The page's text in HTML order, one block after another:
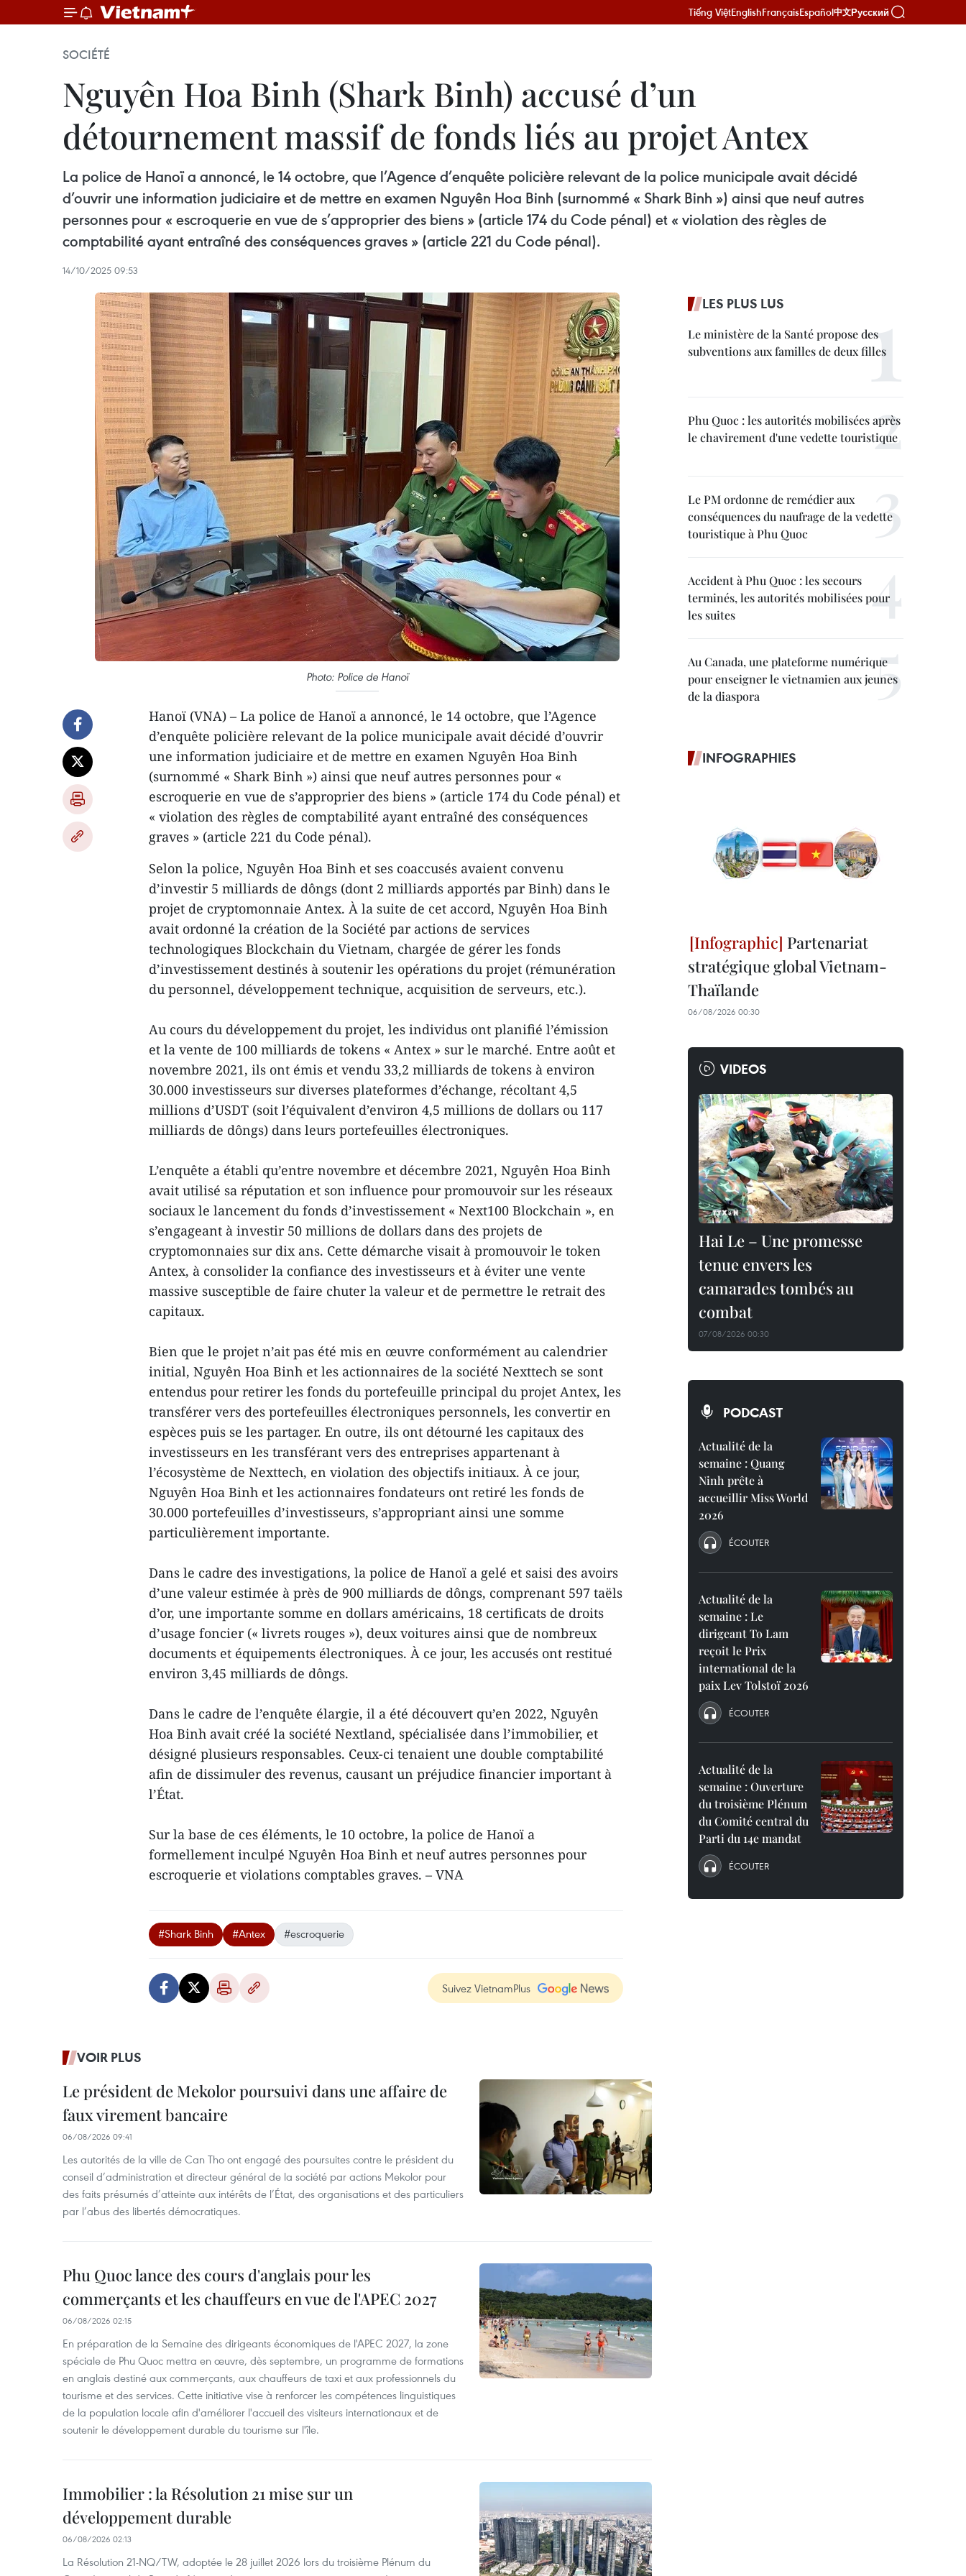
Tiếng ViệtEnglishFrançaisEspañol中文Русский
SOCIÉTÉ
Nguyên Hoa Binh (Shark Binh) accusé d’un
détournement massif de fonds liés au projet Antex
La police de Hanoï a annoncé, le 14 octobre, que l’Agence d’enquête policière relevant de la police municipale avait décidé
d’ouvrir une information judiciaire et de mettre en examen Nguyên Hoa Binh (surnommé « Shark Binh ») ainsi que neuf autres
personnes pour « escroquerie en vue de s’approprier des biens » (article 174 du Code pénal) et « violation des règles de
comptabilité ayant entraîné des conséquences graves » (article 221 du Code pénal).
14/10/2025 09:53
Photo: Police de Hanoï
Hanoï (VNA) – La police de Hanoï a annoncé, le 14 octobre, que l’Agence
d’enquête policière relevant de la police municipale avait décidé d’ouvrir
une information judiciaire et de mettre en examen Nguyên Hoa Binh
(surnommé « Shark Binh ») ainsi que neuf autres personnes pour «
escroquerie en vue de s’approprier des biens » (article 174 du Code pénal) et
« violation des règles de comptabilité ayant entraîné des conséquences
graves » (article 221 du Code pénal).
Selon la police, Nguyên Hoa Binh et ses coaccusés avaient convenu
d’investir 5 milliards de dôngs (dont 2 milliards apportés par Binh) dans le
projet de cryptomonnaie Antex. À la suite de cet accord, Nguyên Hoa Binh
avait ordonné la création de la Société par actions de services
technologiques Blockchain du Vietnam, chargée de gérer les fonds
d’investissement destinés à soutenir les opérations du projet (rémunération
du personnel, développement technique, acquisition de serveurs, etc.).
Au cours du développement du projet, les individus ont planifié l’émission
et la vente de 100 milliards de tokens « Antex » sur le marché. Entre août et
novembre 2021, ils ont émis et vendu 33,2 milliards de tokens à environ
30.000 investisseurs sur diverses plateformes d’échange, récoltant 4,5
millions d’USDT (soit l’équivalent d’environ 4,5 millions de dollars ou 117
milliards de dôngs) dans leurs portefeuilles électroniques.
L’enquête a établi qu’entre novembre et décembre 2021, Nguyên Hoa Binh
avait utilisé sa réputation et son influence pour promouvoir sur les réseaux
sociaux le lancement du fonds d’investissement « Next100 Blockchain », en
s’engageant à investir 50 millions de dollars dans des projets de
cryptomonnaies sur dix ans. Cette démarche visait à promouvoir le token
Antex, à consolider la confiance des investisseurs et à éviter une vente
massive susceptible de faire chuter la valeur et de permettre le retrait des
capitaux.
Bien que le projet n’ait pas été mis en œuvre conformément au calendrier
initial, Nguyên Hoa Binh et les actionnaires de la société Nexttech se sont
entendus pour retirer les fonds du portefeuille principal du projet Antex, les
transférer vers des portefeuilles électroniques personnels, les convertir en
espèces puis se les partager. En outre, ils ont détourné les capitaux des
investisseurs en les transférant vers des entreprises appartenant à
l’écosystème de Nexttech, en violation des objectifs initiaux. À ce jour,
Nguyên Hoa Binh et les actionnaires fondateurs ont retiré les fonds de
30.000 portefeuilles d’investisseurs, s’appropriant ainsi une somme
particulièrement importante.
Dans le cadre des investigations, la police de Hanoï a gelé et saisi des avoirs
d’une valeur estimée à près de 900 milliards de dôngs, comprenant 597 taëls
d’or, une importante somme en dollars américains, 18 certificats de droits
d’usage foncier (« livrets rouges »), deux voitures ainsi que de nombreux
documents et équipements électroniques. À ce jour, les accusés ont restitué
environ 3,45 milliards de dôngs.
Dans le cadre de l’enquête élargie, il a été découvert qu’en 2022, Nguyên
Hoa Binh avait créé la société Nextland, spécialisée dans l’immobilier, et
désigné plusieurs responsables. Ceux-ci tenaient une double comptabilité
afin de dissimuler des revenus, causant un préjudice financier important à
l’État.
Sur la base de ces éléments, le 10 octobre, la police de Hanoï a
formellement inculpé Nguyên Hoa Binh et neuf autres personnes pour
escroquerie et violations comptables graves. – VNA
#Shark Binh #Antex #escroquerie
Suivez VietnamPlus
VOIR PLUS
Le président de Mekolor poursuivi dans une affaire de
faux virement bancaire
06/08/2026 09:41
Les autorités de la ville de Can Tho ont engagé des poursuites contre le président du
conseil d’administration et directeur général de la société par actions Mekolor pour
des faits présumés d’atteinte aux intérêts de l’État, des organisations et des particuliers
par l’abus des libertés démocratiques.
Phu Quoc lance des cours d'anglais pour les
commerçants et les chauffeurs en vue de l'APEC 2027
06/08/2026 02:15
En préparation de la Semaine des dirigeants économiques de l'APEC 2027, la zone
spéciale de Phu Quoc mettra en œuvre, dès septembre, un programme de formations
en anglais destiné aux commerçants, aux chauffeurs de taxi et aux professionnels du
tourisme et des services. Cette initiative vise à renforcer les compétences linguistiques
de la population locale afin d'améliorer l'accueil des visiteurs internationaux et de
soutenir le développement durable du tourisme sur l'île.
Immobilier : la Résolution 21 mise sur un
développement durable
06/08/2026 02:13
La Résolution 21-NQ/TW, adoptée le 28 juillet 2026 lors du troisième Plénum du
LES PLUS LUS
Le ministère de la Santé propose des
subventions aux familles de deux filles
Phu Quoc : les autorités mobilisées après
le chavirement d'une vedette touristique
Le PM ordonne de remédier aux
conséquences du naufrage de la vedette
touristique à Phu Quoc
Accident à Phu Quoc : les secours
terminés, les autorités mobilisées pour
les suites
Au Canada, une plateforme numérique
pour enseigner le vietnamien aux jeunes
de la diaspora
INFOGRAPHIES
Partenariat
stratégique global Vietnam-
Thaïlande
06/08/2026 00:30
VIDEOS
Hai Le – Une promesse
tenue envers les
camarades tombés au
combat
07/08/2026 00:30
PODCAST
Actualité de la
semaine : Quang
Ninh prête à
accueillir Miss World
2026
ÉCOUTER
Actualité de la
semaine : Le
dirigeant To Lam
reçoit le Prix
international de la
paix Lev Tolstoï 2026
ÉCOUTER
Actualité de la
semaine : Ouverture
du troisième Plénum
du Comité central du
Parti du 14e mandat
ÉCOUTER